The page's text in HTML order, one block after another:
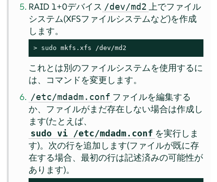
RAID 1+0デバイス /dev/md2 上でファイル
システム(XFSファイルシステムなど)を作成
します。
> sudo mkfs.xfs /dev/md2
これとは別のファイルシステムを使用するに
は、コマンドを変更します。
/etc/mdadm.conf ファイルを編集する
か、ファイルがまだ存在しない場合は作成し
ます(たとえば、
sudo vi /etc/mdadm.conf を実行しま
す)。次の行を追加します(ファイルが既に存
在する場合、最初の行は記述済みの可能性が
あります)。